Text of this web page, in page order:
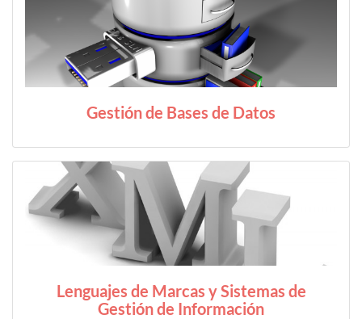
Gestión de Bases de Datos
Lenguajes de Marcas y Sistemas de
Gestión de Información